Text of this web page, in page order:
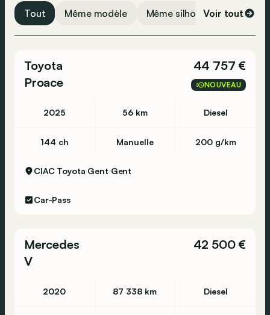
Vérification de la pression des pneus
Airbag passager
Tout Même modèle Même silhouette Même
Voir tout
Toyota
Proace
44 757 €
NOUVEAU
2025 56 km Diesel
144 ch Manuelle 200 g/km
CIAC Toyota Gent Gent
Car-Pass
Mercedes
V
42 500 €
2020 87 338 km Diesel